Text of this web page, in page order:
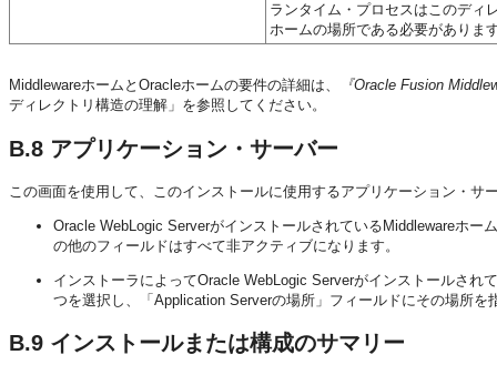
ランタイム・プロセスはこのディ
ホームの場所である必要がありま
MiddlewareホームとOracleホームの要件の詳細は、
『Oracle Fusion
ディレクトリ構造の理解」を参照してください。
B.8 アプリケーション・サーバー
この画面を使用して、このインストールに使用するアプリケーション・サ
Oracle WebLogic ServerがインストールされているMiddlewareホ
の他のフィールドはすべて非アクティブになります。
インストーラによってOracle WebLogic Serverがインストールされ
つを選択し、「Application Serverの場所」フィールドにその場所を
B.9 インストールまたは構成のサマリー